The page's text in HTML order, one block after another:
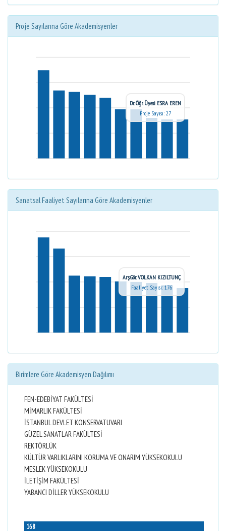
Proje Sayılarına Göre Akademisyenler
Dr. Öğr. Üyesi ESRA EREN
Proje Sayısı: 27
Sanatsal Faaliyet Sayılarına Göre Akademisyenler
Arş.Gör. VOLKAN KIZILTUNÇ
Faaliyet Sayısı: 176
Birimlere Göre Akademisyen Dağılımı
FEN-EDEBİYAT FAKÜLTESİ
MİMARLIK FAKÜLTESİ
İSTANBUL DEVLET KONSERVATUVARI
GÜZEL SANATLAR FAKÜLTESİ
REKTÖRLÜK
KÜLTÜR VARLIKLARINI KORUMA VE ONARIM YÜKSEKOKULU
MESLEK YÜKSEKOKULU
İLETİŞİM FAKÜLTESİ
YABANCI DİLLER YÜKSEKOKULU
168